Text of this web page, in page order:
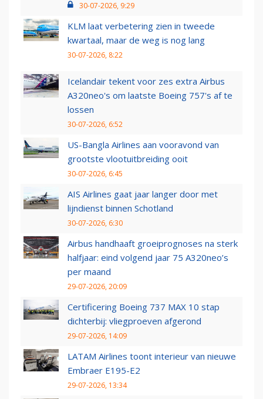
30-07-2026, 9:29
KLM laat verbetering zien in tweede
kwartaal, maar de weg is nog lang
30-07-2026, 8:22
Icelandair tekent voor zes extra Airbus
A320neo's om laatste Boeing 757's af te
lossen
30-07-2026, 6:52
US-Bangla Airlines aan vooravond van
grootste vlootuitbreiding ooit
30-07-2026, 6:45
AIS Airlines gaat jaar langer door met
lijndienst binnen Schotland
30-07-2026, 6:30
Airbus handhaaft groeiprognoses na sterk
halfjaar: eind volgend jaar 75 A320neo’s
per maand
29-07-2026, 20:09
Certificering Boeing 737 MAX 10 stap
dichterbij: vliegproeven afgerond
29-07-2026, 14:09
LATAM Airlines toont interieur van nieuwe
Embraer E195-E2
29-07-2026, 13:34